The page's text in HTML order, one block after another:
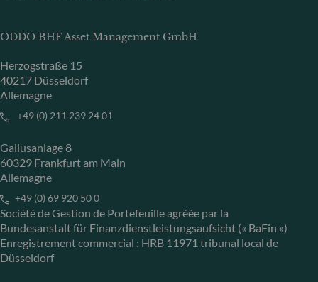
ODDO BHF Asset Management GmbH
Herzogstraße 15
40217 Düsseldorf
Allemagne
+49 (0) 211 239 24 01
Gallusanlage 8
60329 Frankfurt am Main
Allemagne
+49 (0) 69 920 50 0
Société de Gestion de Portefeuille agréée par la
Bundesanstalt für Finanzdienstleistungsaufsicht (« BaFin »)
Enregistrement commercial : HRB 11971 tribunal local de
Düsseldorf